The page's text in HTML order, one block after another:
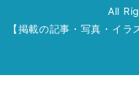
All
【掲載の記事・写真・イ